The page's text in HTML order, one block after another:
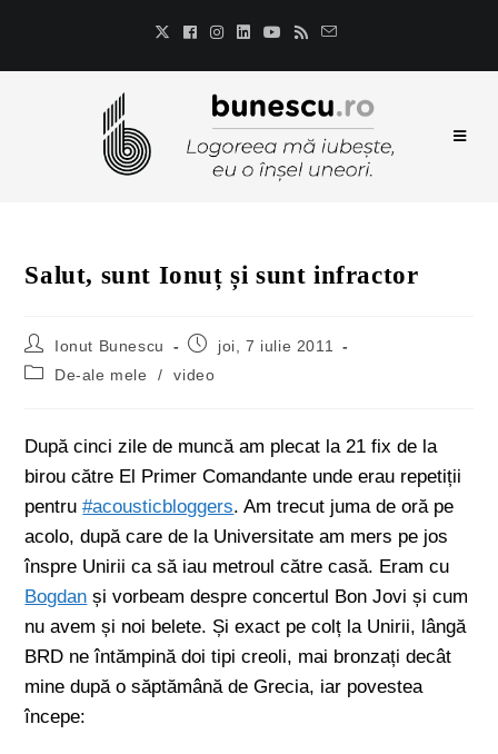
Salut, sunt Ionuț și sunt infractor
Ionut Bunescu
joi, 7 iulie 2011
De-ale mele
/ video
După cinci zile de muncă am plecat la 21 fix de la
birou către El Primer Comandante unde erau repetiții
pentru#acousticbloggers. Am trecut juma de oră pe
acolo, după care de la Universitate am mers pe jos
înspre Unirii ca să iau metroul către casă. Eram cu
Bogdan și vorbeam despre concertul Bon Jovi și cum
nu avem și noi belete. Și exact pe colț la Unirii, lângă
BRD ne întămpină doi tipi creoli, mai bronzați decât
mine după o săptămână de Grecia, iar povestea
începe: